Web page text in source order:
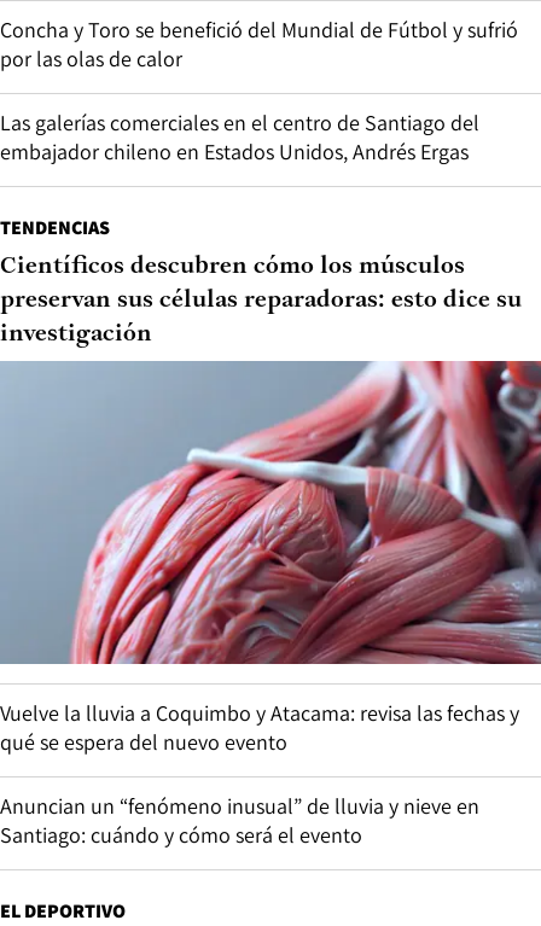
Concha y Toro se benefició del Mundial de Fútbol y sufrió
por las olas de calor
Las galerías comerciales en el centro de Santiago del
embajador chileno en Estados Unidos, Andrés Ergas
TENDENCIAS
Científicos descubren cómo los músculos
preservan sus células reparadoras: esto dice su
investigación
Vuelve la lluvia a Coquimbo y Atacama: revisa las fechas y
qué se espera del nuevo evento
Anuncian un “fenómeno inusual” de lluvia y nieve en
Santiago: cuándo y cómo será el evento
EL DEPORTIVO